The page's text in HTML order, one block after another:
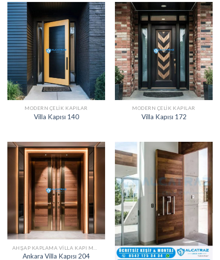
MODERN ÇELIK KAPILAR
Villa Kapısı 140
MODERN ÇELIK KAPILAR
Villa Kapısı 172
Ankara Villa Kapısı 204